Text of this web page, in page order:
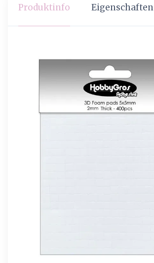
Produktinfo Eigenschaften